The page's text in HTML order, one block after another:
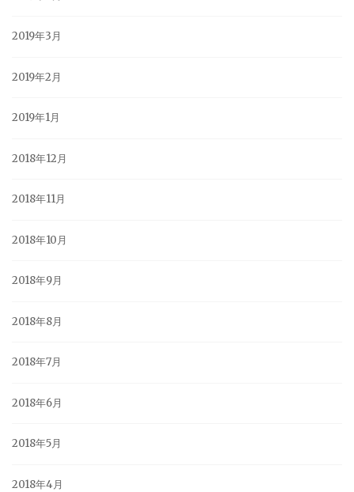
2019年3月
2019年2月
2019年1月
2018年12月
2018年11月
2018年10月
2018年9月
2018年8月
2018年7月
2018年6月
2018年5月
2018年4月